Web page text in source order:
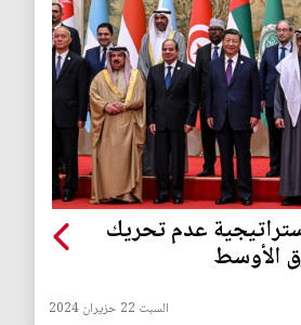
عدم تحريك
الأوسط
السبت 22 حزيران 2024